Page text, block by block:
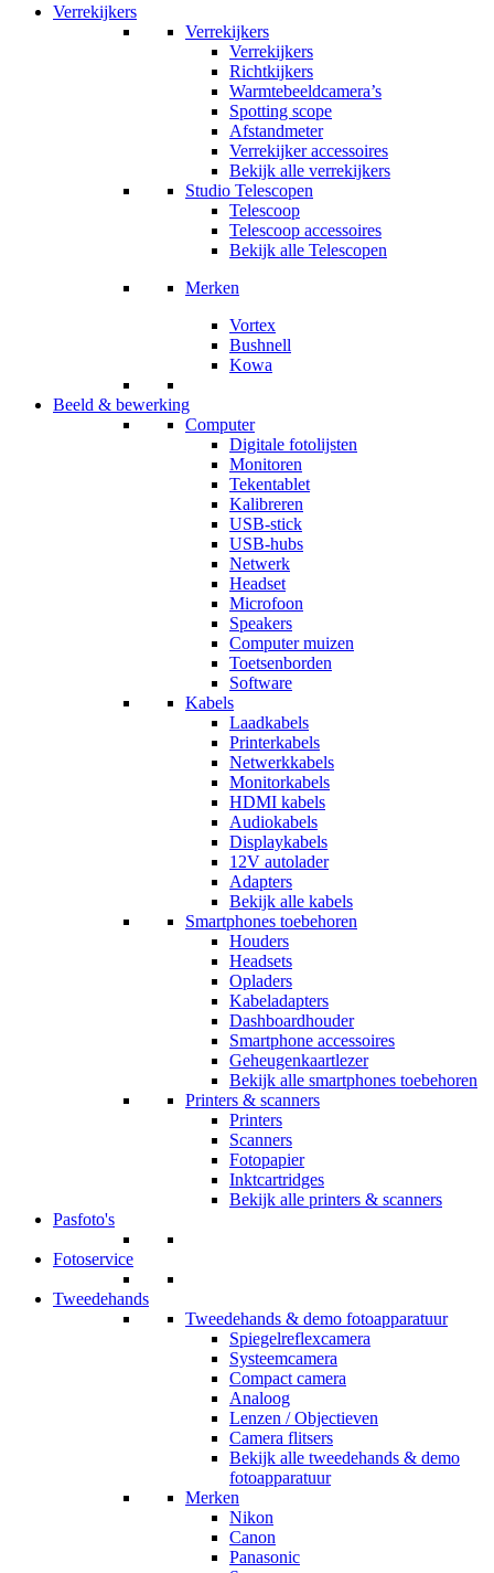
Verrekijkers
Verrekijkers
Verrekijkers
Richtkijkers
Warmtebeeldcamera’s
Spotting scope
Afstandmeter
Verrekijker accessoires
Bekijk alle verrekijkers
Studio Telescopen
Telescoop
Telescoop accessoires
Bekijk alle Telescopen
Merken
Vortex
Bushnell
Kowa
Beeld & bewerking
Computer
Digitale fotolijsten
Monitoren
Tekentablet
Kalibreren
USB-stick
USB-hubs
Netwerk
Headset
Microfoon
Speakers
Computer muizen
Toetsenborden
Software
Kabels
Laadkabels
Printerkabels
Netwerkkabels
Monitorkabels
HDMI kabels
Audiokabels
Displaykabels
12V autolader
Adapters
Bekijk alle kabels
Smartphones toebehoren
Houders
Headsets
Opladers
Kabeladapters
Dashboardhouder
Smartphone accessoires
Geheugenkaartlezer
Bekijk alle smartphones toebehoren
Printers & scanners
Printers
Scanners
Fotopapier
Inktcartridges
Bekijk alle printers & scanners
Pasfoto's
Fotoservice
Tweedehands
Tweedehands & demo fotoapparatuur
Spiegelreflexcamera
Systeemcamera
Compact camera
Analoog
Lenzen / Objectieven
Camera flitsers
Bekijk alle tweedehands & demo
fotoapparatuur
Merken
Nikon
Canon
Panasonic